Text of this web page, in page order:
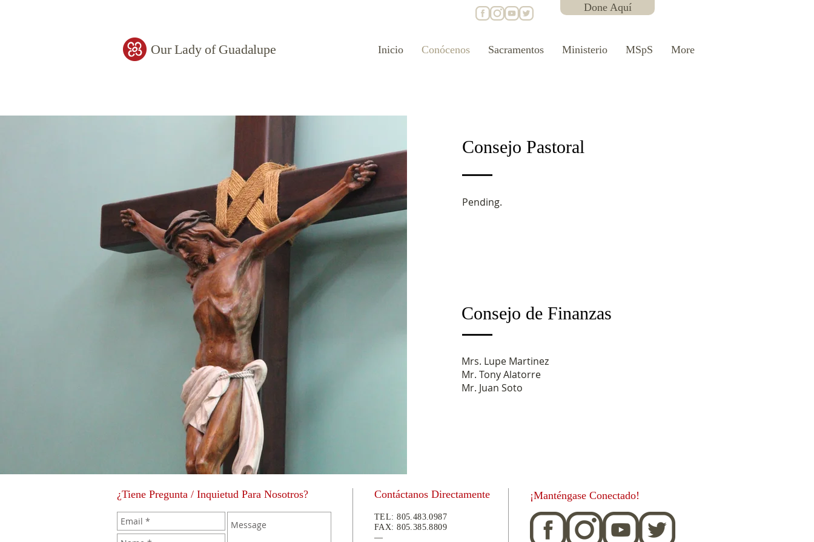
Done Aquí
Our Lady of Guadalupe Inicio Conócenos Sacramentos Ministerio MSpS More
Consejo Pastoral
Pending.
Consejo de Finanzas
Mrs. Lupe Martinez
Mr. Tony Alatorre
Mr. Juan Soto
¿Tiene Pregunta / Inquietud Para Nosotros? Contáctanos Directamente
TEL:805.483.0987
FAX:805.385.8809
—
¡Manténgase Conectado!